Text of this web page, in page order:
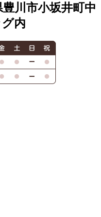
川市小坂井町中
内